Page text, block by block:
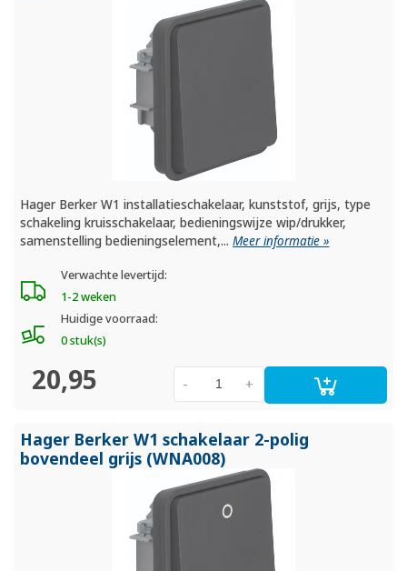
Hager Berker W1 installatieschakelaar, kunststof, grijs, type
schakeling kruisschakelaar, bedieningswijze wip/drukker,
samenstelling bedieningselement,...Meer informatie »
Verwachte levertijd:
1-2 weken
Huidige voorraad:
0 stuk(s)
20,95 +
-
Hager Berker W1 schakelaar 2-polig
bovendeel grijs (WNA008)